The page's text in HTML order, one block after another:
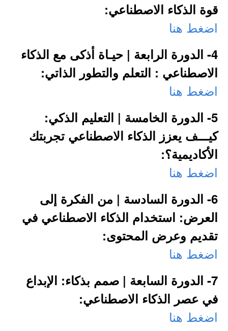
قوة الذكاء الاصطناعي:
اضغط هنا
4- الدورة الرابعة | حيـاة أذكى مع الذكاء
الاصطناعي : التعلم والتطور الذاتي:
اضغط هنا
5- الدورة الخامسة | التعليم الذكي:
كيـــف يعزز الذكاء الاصطناعي تجربتك
الأكاديمية؟:
اضغط هنا
6- الدورة السادسة | من الفكرة إلى
العرض: استخدام الذكاء الاصطناعي في
تقديم وعرض المحتوى:
اضغط هنا
7- الدورة السابعة | صمم بذكاء: الإبداع
في عصر الذكاء الاصطناعي:
اضغط هنا